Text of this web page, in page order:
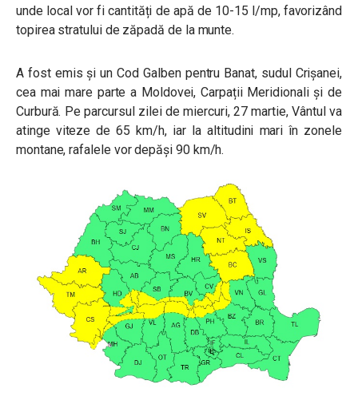
unde local vor fi cantități de apă de 10-15 l/mp, favorizând
topirea stratului de zăpadă de la munte.
A fost emis și un Cod Galben pentru Banat, sudul Crișanei,
cea mai mare parte a Moldovei, Carpații Meridionali și de
Curbură. Pe parcursul zilei de miercuri, 27 martie, Vântul va
atinge viteze de 65 km/h, iar la altitudini mari în zonele
montane, rafalele vor depăși 90 km/h.